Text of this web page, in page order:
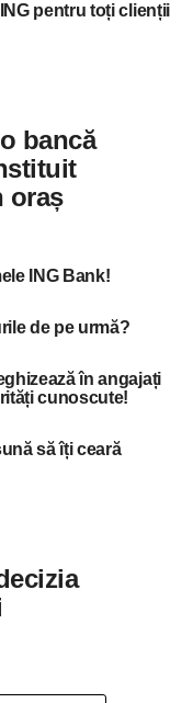
pentru toți clienții
bancă
oraș
ING Bank!
de pe urmă?
în angajați
cunoscute!
să îți ceară